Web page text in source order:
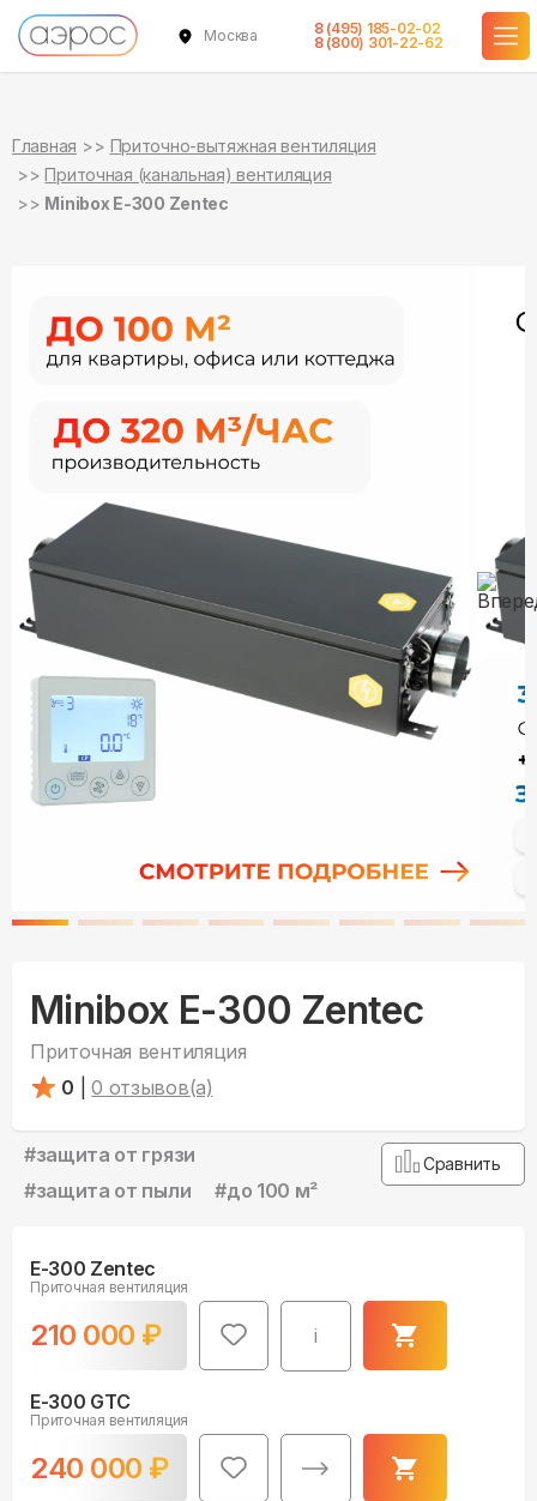
Москва
8 (495) 185-02-02
8 (800) 301-22-62
Главная
Приточно-вытяжная вентиляция
Приточная (канальная) вентиляция
Minibox E-300 Zentec
Minibox E-300 Zentec
Приточная вентиляция
0
0 отзывов(а)
#защита от грязи
#защита от пыли #до 100 м²
Сравнить
E-300 Zentec
Приточная вентиляция
210 000 ₽ i
в наличии
E-300 GTC
Приточная вентиляция
240 000 ₽
в наличии